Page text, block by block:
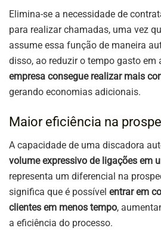
Elimina-se a necessidade de
para realizar chamadas, uma vez
assume essa função de maneira
disso, ao reduzir o tempo gasto em
empresa consegue realizar mais
gerando economias adicionais.
Maior eficiência na
A capacidade de uma discadora
volume expressivo de ligações em
representa um diferencial na
significa que é possível entrar em
clientes em menos tempo,
a eficiência do processo.